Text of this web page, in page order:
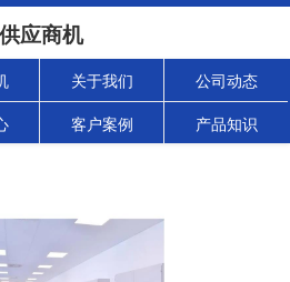
供应商机
关于我们 公司动态
客户案例 产品知识